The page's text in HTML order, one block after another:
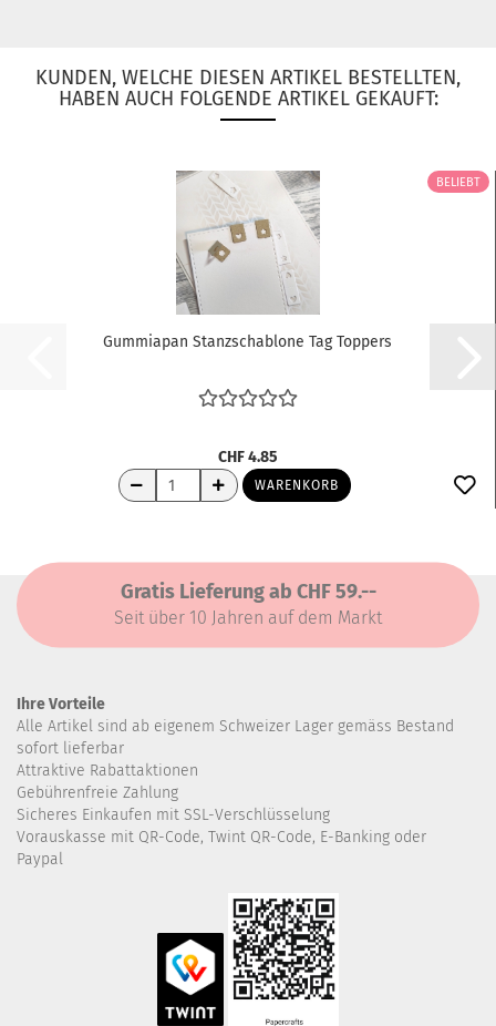
KUNDEN, WELCHE DIESEN ARTIKEL BESTELLTEN,
HABEN AUCH FOLGENDE ARTIKEL GEKAUFT:
BELIEBT
Gummiapan Stanzschablone Tag Toppers
CHF 4.85
WARENKORB
Gratis Lieferung ab CHF 59.--
Seit über 10 Jahren auf dem Markt
Ihre Vorteile
Alle Artikel sind ab eigenem Schweizer Lager gemäss Bestand
sofort lieferbar
Attraktive Rabattaktionen
Gebührenfreie Zahlung
Sicheres Einkaufen mit SSL-Verschlüsselung
Vorauskasse mit QR-Code, Twint QR-Code, E-Banking oder
Paypal